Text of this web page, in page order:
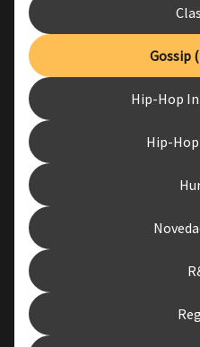
Gossip
Hip-Hop
Hip-